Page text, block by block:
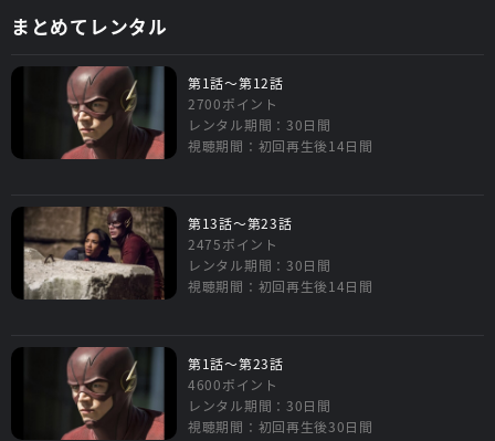
まとめてレンタル
第1話～第12話
2700ポイント
レンタル期間：30日間
視聴期間：初回再生後14日間
第13話～第23話
2475ポイント
レンタル期間：30日間
視聴期間：初回再生後14日間
第1話～第23話
4600ポイント
レンタル期間：30日間
視聴期間：初回再生後30日間